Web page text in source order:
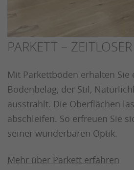
PARKETT –
Mit Parkettböden erhalten Sie
Bodenbelag, der Stil,
ausstrahlt. Die Oberflächen
abschleifen. So erfreuen Sie
seiner wunderbaren Optik.
Mehr über Parkett erfahren